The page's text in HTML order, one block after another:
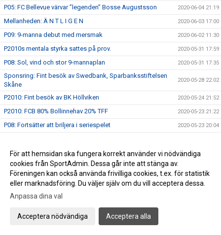
P05: FC Bellevue värvar ”legenden” Bosse Augustsson 2020-06-04 21:19
Mellanheden: Ä N T L I G E N 2020-06-03 17:00
P09: 9-manna debut med mersmak 2020-06-02 11:30
P2010s mentala styrka sattes på prov. 2020-05-31 17:59
P08: Sol, vind och stor 9-mannaplan 2020-05-31 17:35
Sponsring: Fint besök av Swedbank, Sparbanksstiftelsen
Skåne
2020-05-28 22:02
P2010: Fint besök av BK Höllviken 2020-05-24 21:52
P2010: FCB 80% Bollinnehav 20% TFF 2020-05-23 21:22
P08: Fortsätter att briljera i seriespelet 2020-05-23 20:04
FC Bellevue P15 | Seier’n er vår! &#127475;&#127476; 2020-05-18 16:57
F2011: "Tough Times don´t last - tough teams do!" 2020-05-18 13:55
F2011: "Tough Times dont last - tough teams do!" 2020-05-18 13:25
P07: Mot nya höjder i 11-manna
P07: Batterier på laddning
För att hemsidan ska fungera korrekt använder vi nödvändiga
cookies från SportAdmin. Dessa går inte att stänga av.
Föreningen kan också använda frivilliga cookies, t.ex. för statistik
eller marknadsföring. Du väljer själv om du vill acceptera dessa.
Anpassa dina val
Acceptera nödvändiga Acceptera alla